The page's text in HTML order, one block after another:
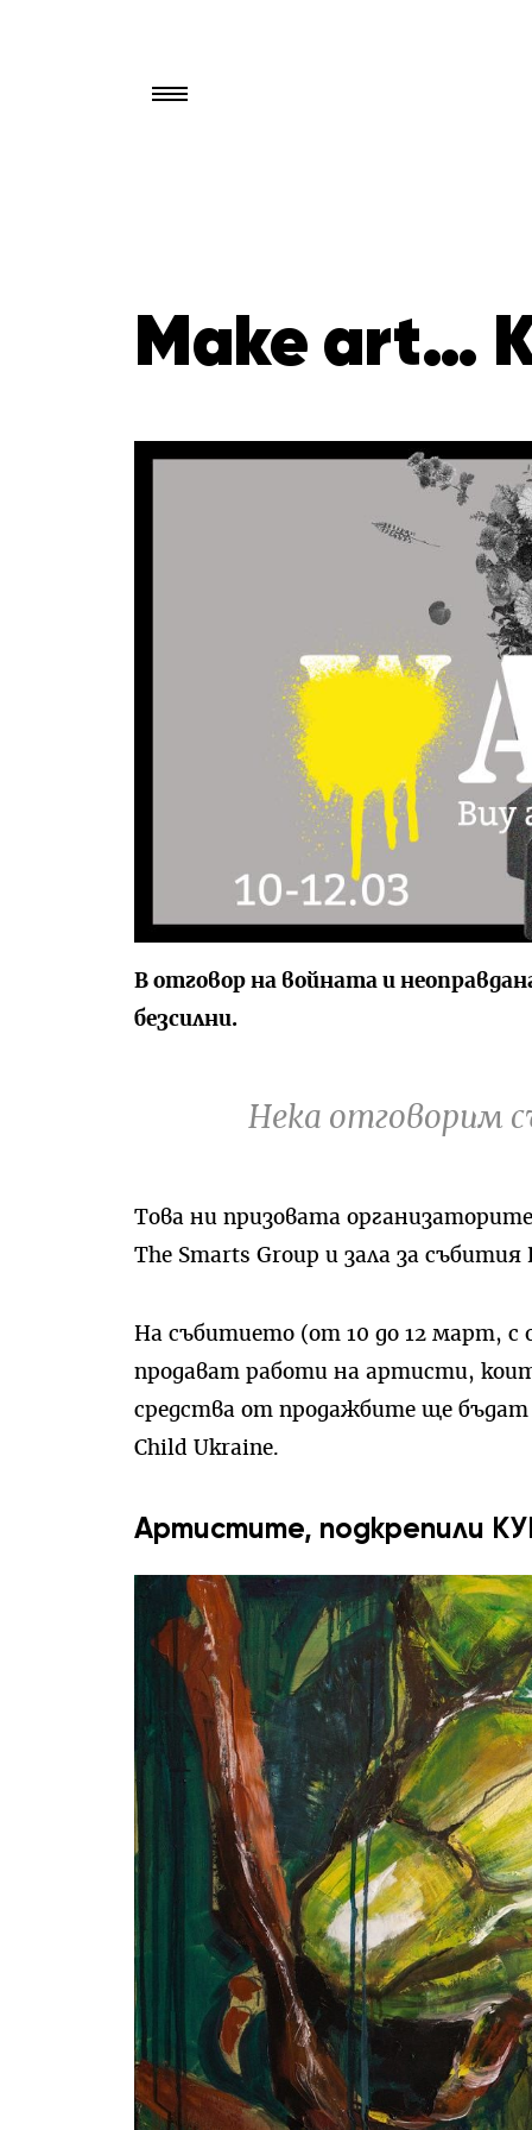
Make art…
В отговор на войната и
безсилни.
Нека отговорим
Това ни призовата
The Smarts Group и зала за събития
На събитието (от 10 до 12 март, с
продават работи на артисти,
средства от продажбите ще бъдат
Child Ukraine.
Артистите, подкрепили